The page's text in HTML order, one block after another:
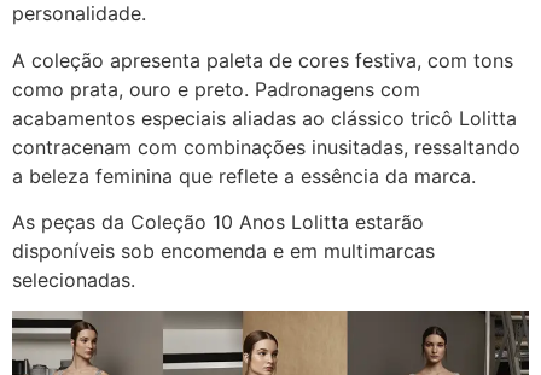
personalidade.
A coleção apresenta paleta de cores festiva, com tons
como prata, ouro e preto. Padronagens com
acabamentos especiais aliadas ao clássico tricô Lolitta
contracenam com combinações inusitadas, ressaltando
a beleza feminina que reflete a essência da marca.
As peças da Coleção 10 Anos Lolitta estarão
disponíveis sob encomenda e em multimarcas
selecionadas.